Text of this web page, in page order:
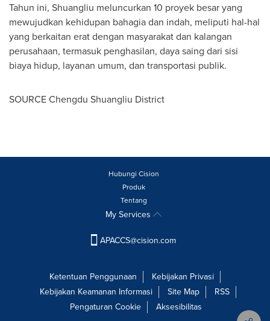
Tahun ini, Shuangliu meluncurkan 10 proyek besar yang
mewujudkan kehidupan bahagia dan indah, meliputi hal-hal
yang berkaitan erat dengan masyarakat dan kalangan
perusahaan, termasuk penghasilan, daya saing dari sisi
biaya hidup, layanan umum, dan transportasi publik.
SOURCE Chengdu Shuangliu District
Hubungi Cision
Produk
Tentang
My Services
APACCS@cision.com
Ketentuan Penggunaan
Kebijakan Privasi
Kebijakan Keamanan Informasi
Site Map
RSS
Pengaturan Cookie
Aksesibilitas